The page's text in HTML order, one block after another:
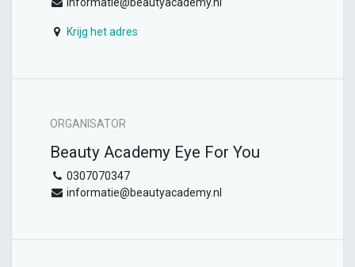
Krijg het adres
ORGANISATOR
Beauty Academy Eye For You
0307070347
informatie@beautyacademy.nl